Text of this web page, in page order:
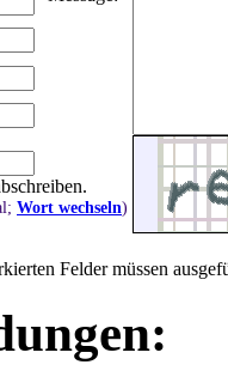
Wort wechseln)
Felder müssen